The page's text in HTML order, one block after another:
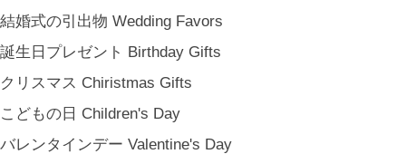
結婚式の引出物 Wedding Favors
誕生日プレゼント Birthday Gifts
クリスマス Chiristmas Gifts
こどもの日 Children's Day
バレンタインデー Valentine's Day